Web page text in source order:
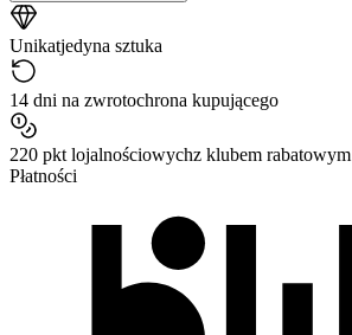
Unikatjedyna sztuka
14 dni na zwrotochrona kupującego
220 pkt lojalnościowychz klubem rabatowym
Płatności